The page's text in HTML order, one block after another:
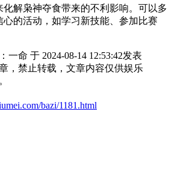
化解枭神夺食带来的不利影响。可以多
的活动，如学习新技能、参加比赛
一命 于 2024-08-14 12:53:42发表
，禁止转载，文章内容仅供娱乐
bazi/1181.html